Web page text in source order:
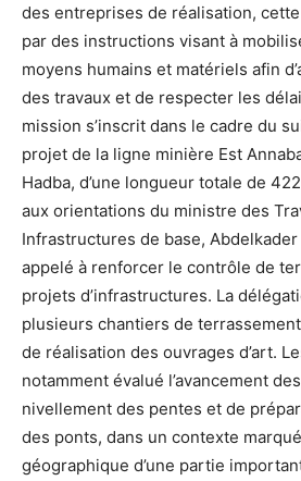
des entreprises de réalisation,
par des instructions visant à
moyens humains et matériels afin
des travaux et de respecter les
mission s’inscrit dans le cadre du
projet de la ligne minière Est
Hadba, d’une longueur totale de
aux orientations du ministre des
Infrastructures de base,
appelé à renforcer le contrôle de
projets d’infrastructures. La
plusieurs chantiers de
de réalisation des ouvrages d’art.
notamment évalué l’avancement
nivellement des pentes et de
des ponts, dans un contexte
géographique d’une partie